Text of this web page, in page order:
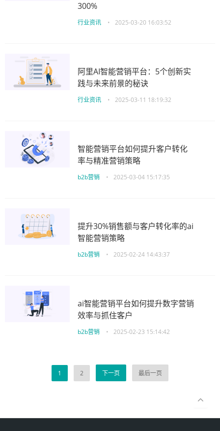
300%
行业资讯 • 2025-03-20 16:03:52
阿里AI智能营销平台：5个创新实
践与未来前景的秘诀
行业资讯 • 2025-03-11 18:19:32
智能营销平台如何提升客户转化
率与精准营销策略
b2b营销 • 2025-03-04 15:17:35
提升30%销售额与客户转化率的ai
智能营销策略
b2b营销 • 2025-02-24 14:43:37
ai智能营销平台如何提升数字营销
效率与抓住客户
b2b营销 • 2025-02-23 15:14:42
1 2 下一页 最后一页